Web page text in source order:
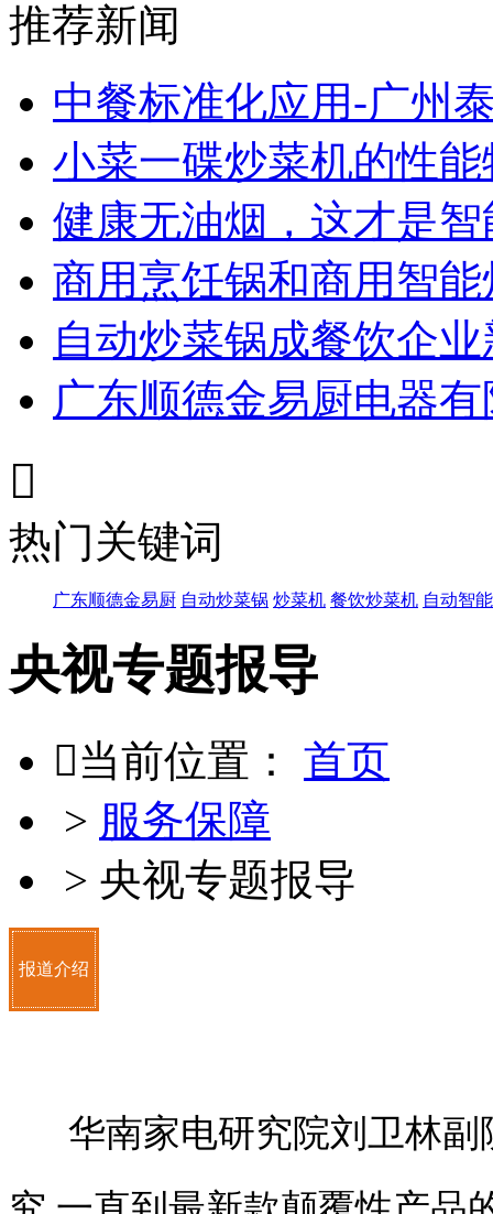
推荐新闻
中餐标准化应用-广州
小菜一碟炒菜机的性
健康无油烟，这才是
商用烹饪锅和商用智
自动炒菜锅成餐饮企
广东顺德金易厨电器

热门关键词
广东顺德金易厨 自动炒菜锅 炒菜机 餐饮炒菜机 自动智
央视专题报导
当前位置： 首页
> 服务保障
> 央视专题报导
报道介绍
华南家电研究院刘卫林副